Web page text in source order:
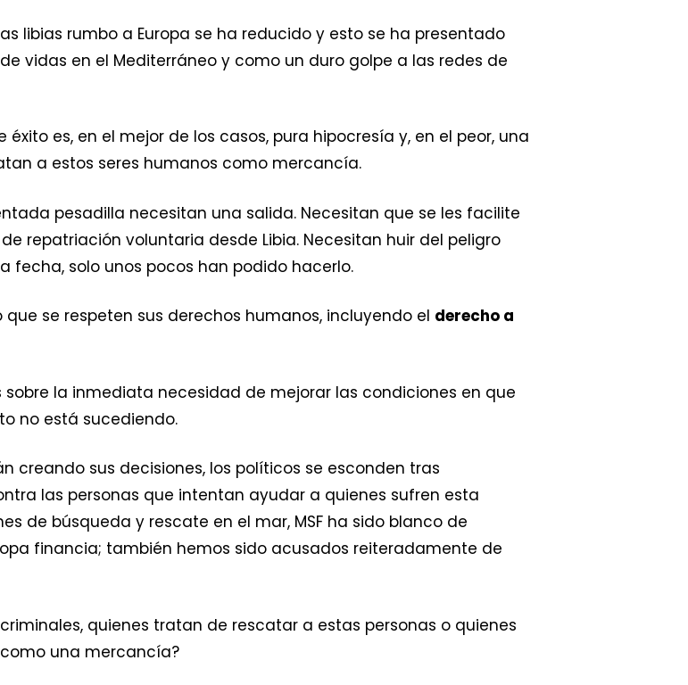
libias rumbo a Europa se ha reducido y esto se ha presentado
vidas en el Mediterráneo y como un duro golpe a las redes de
es, en el mejor de los casos, pura hipocresía y, en el peor, una
a estos seres humanos como mercancía.
pesadilla necesitan una salida. Necesitan que se les facilite
repatriación voluntaria desde Libia. Necesitan huir del peligro
fecha, solo unos pocos han podido hacerlo.
se respeten sus derechos humanos, incluyendo el derecho a
la inmediata necesidad de mejorar las condiciones en que
no está sucediendo.
creando sus decisiones, los políticos se esconden tras
las personas que intentan ayudar a quienes sufren esta
de búsqueda y rescate en el mar, MSF ha sido blanco de
financia; también hemos sido acusados reiteradamente de
quienes tratan de rescatar a estas personas o quienes
una mercancía?